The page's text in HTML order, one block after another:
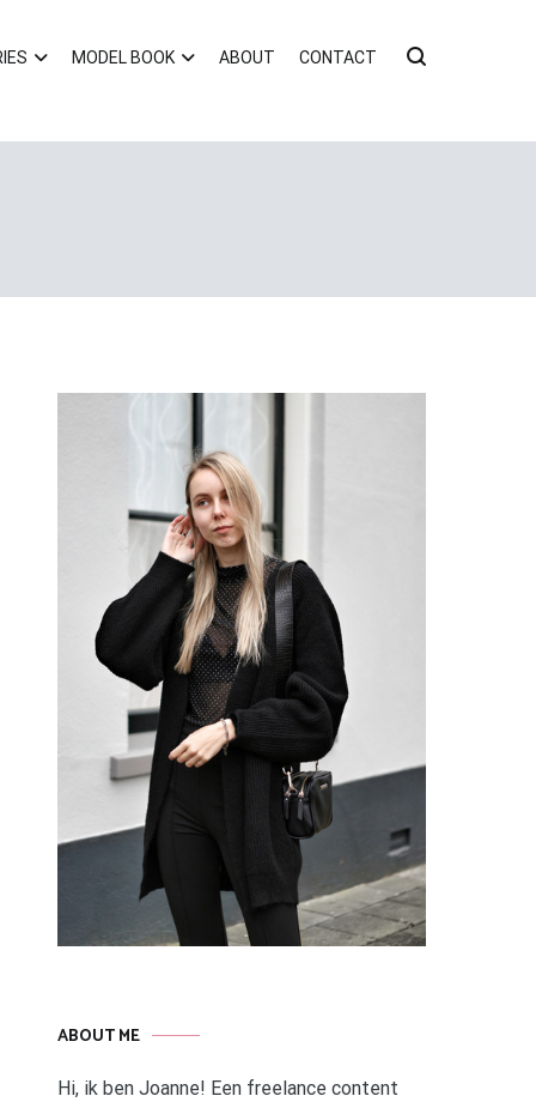
MODEL BOOK ABOUT CONTACT
ABOUT ME
Hi, ik ben Joanne! Een freelance content